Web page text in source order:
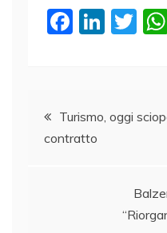
F
b
o
Li
dI
T
Navigazione
articoli
Turismo, oggi
contratto